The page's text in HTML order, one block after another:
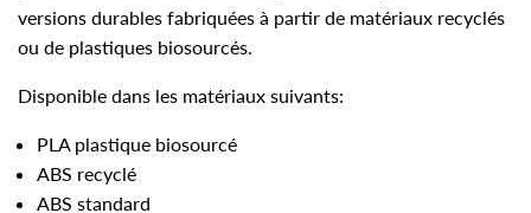
versions durables fabriquées à partir de matériaux recyclés
ou de plastiques biosourcés.
Disponible dans les matériaux suivants:
PLA plastique biosourcé
ABS recyclé
ABS standard